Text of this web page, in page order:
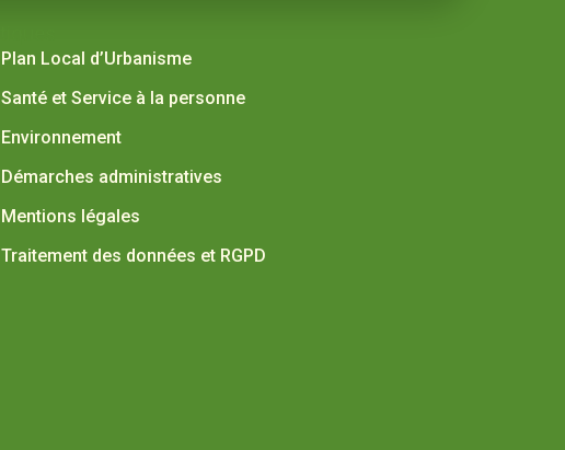
Plan Local d’Urbanisme
Santé et Service à la personne
Environnement
Démarches administratives
Mentions légales
Traitement des données et RGPD